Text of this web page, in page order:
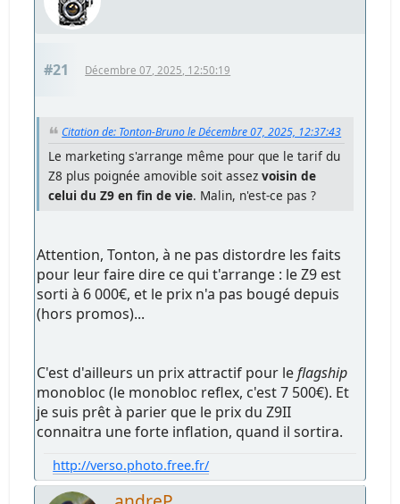
#21 Décembre 07, 2025, 12:50:19
Citation de: Tonton-Bruno le Décembre 07, 2025, 12:37:43
Le marketing s'arrange même pour que le tarif du
Z8 plus poignée amovible soit assezvoisin de
celui du Z9 en fin de vie. Malin, n'est-ce pas ?
Attention, Tonton, à ne pas distordre les faits
pour leur faire dire ce qui t'arrange : le Z9 est
sorti à 6 000€, et le prix n'a pas bougé depuis
(hors promos)...
C'est d'ailleurs un prix attractif pour leflagship
monobloc (le monobloc reflex, c'est 7 500€). Et
je suis prêt à parier que le prix du Z9II
connaitra une forte inflation, quand il sortira.
http://verso.photo.free.fr/